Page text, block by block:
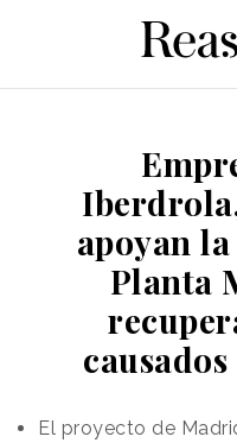
apoyan
Planta
El proyecto de